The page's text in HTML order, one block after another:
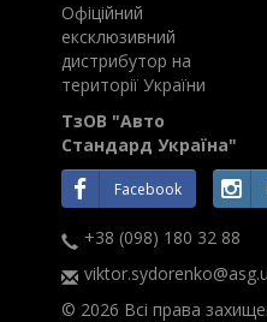
Офіційний
ексклюзивний
дистрибутор на
території України
ТзОВ "Авто
Стандард Україна"
Facebook
+38 (098) 180 32 88
© 2026 Всі права